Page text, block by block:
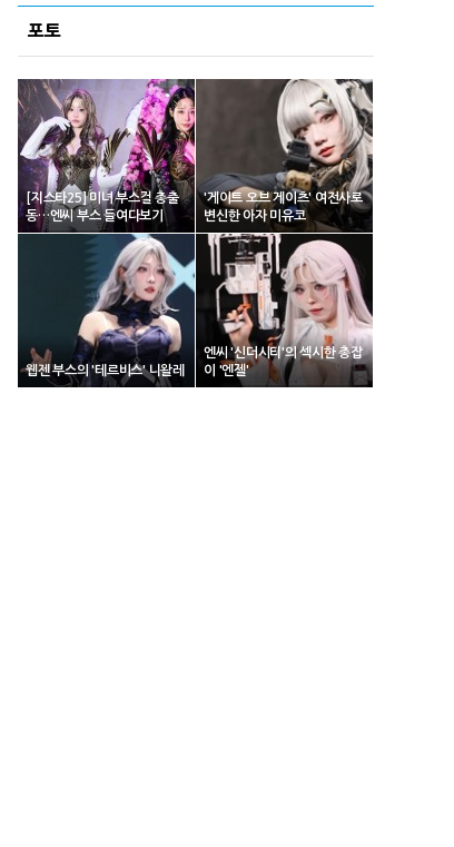
포토
[지스타25] 미녀 부스걸 총출
동…엔씨 부스 들여다보기
'게이트 오브 게이츠' 여전사로
변신한 아자 미유코
웹젠 부스의 '테르비스' 니왈레
엔씨 '신더시티'의 섹시한 총잡
이 '엔젤'